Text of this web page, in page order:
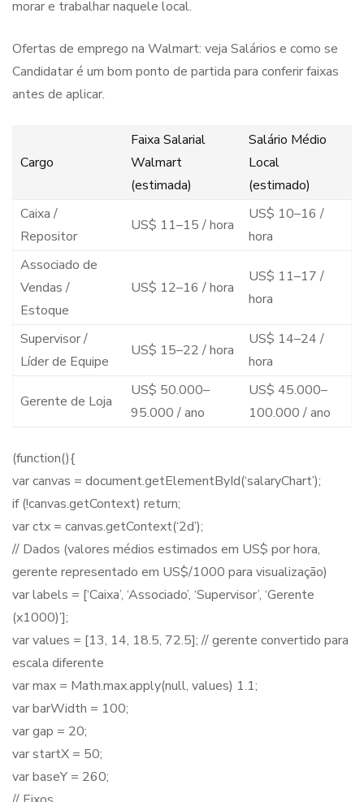
morar e trabalhar naquele local.
Ofertas de emprego na Walmart: veja Salários e como se
Candidatar é um bom ponto de partida para conferir faixas
antes de aplicar.
Cargo
Faixa Salarial
Walmart
(estimada)
Salário Médio
Local
(estimado)
Caixa /
Repositor
US$ 11–15 / hora
US$ 10–16 /
hora
Associado de
Vendas /
Estoque
US$ 12–16 / hora
US$ 11–17 /
hora
Supervisor /
Líder de Equipe
US$ 15–22 / hora
US$ 14–24 /
hora
Gerente de Loja
US$ 50.000–
95.000 / ano
US$ 45.000–
100.000 / ano
(function(){
var canvas = document.getElementById(‘salaryChart’);
if (!canvas.getContext) return;
var ctx = canvas.getContext(‘2d’);
// Dados (valores médios estimados em US$ por hora,
gerente representado em US$/1000 para visualização)
var labels = [‘Caixa’, ‘Associado’, ‘Supervisor’, ‘Gerente
(x1000)’];
var values = [13, 14, 18.5, 72.5]; // gerente convertido para
escala diferente
var max = Math.max.apply(null, values) 1.1;
var barWidth = 100;
var gap = 20;
var startX = 50;
var baseY = 260;